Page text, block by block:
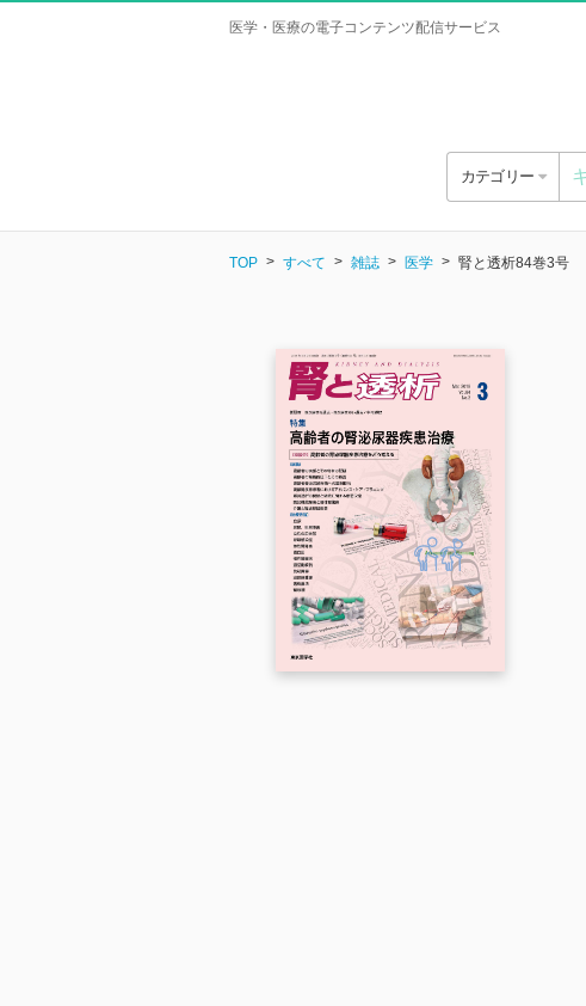
医学・医療の電子コンテンツ配信サービス
カテゴリー
TOP すべて 雑誌 医学 腎と透析84巻3号